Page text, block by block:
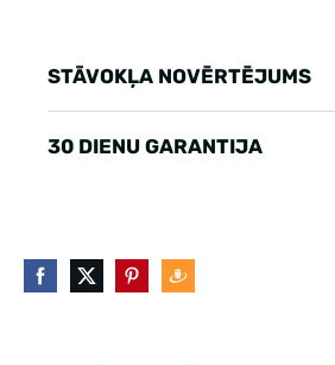
STĀVOKĻA NOVĒRTĒJUMS
30 DIENU GARANTIJA